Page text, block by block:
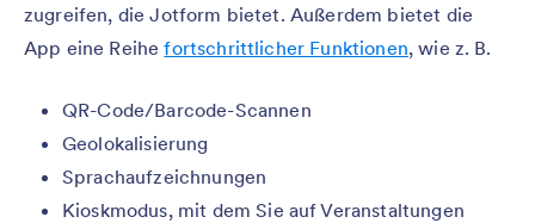
zugreifen, die Jotform bietet. Außerdem bietet die
App eine Reihefortschrittlicher Funktionen, wie z. B.
QR-Code/Barcode-Scannen
Geolokalisierung
Sprachaufzeichnungen
Kioskmodus, mit dem Sie auf Veranstaltungen